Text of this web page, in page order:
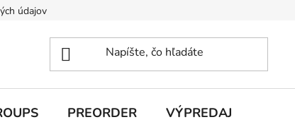
údajov
PREORDER VÝPREDAJ